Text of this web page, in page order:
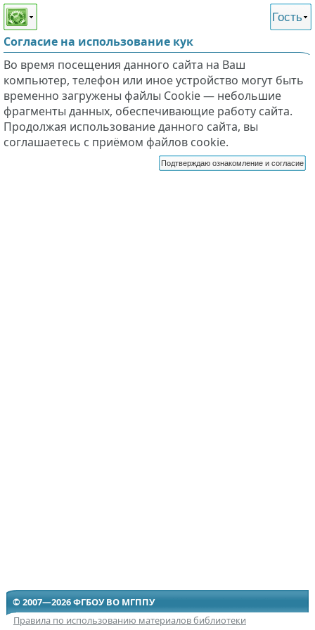
Этот сайт поддерживает
слабовидящих
Гость
Согласие на использование кук
Во время посещения данного сайта на Ваш
компьютер, телефон или иное устройство могут быть
временно загружены файлы Cookie — небольшие
фрагменты данных, обеспечивающие работу сайта.
Продолжая использование данного сайта, вы
соглашаетесь с приёмом файлов cookie.
Подтверждаю ознакомление и согласие
© 2007—2026 ФГБОУ ВО МГППУ
Правила по использованию материалов библиотеки